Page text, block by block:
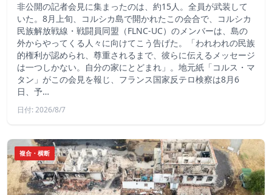
非公開の記者会見に集まったのは、約15人。全員が武装して
いた。8月上旬、コルシカ島で開かれたこの会合で、コルシカ
民族解放戦線・戦闘員同盟（FLNC-UC）のメンバーは、島の
外からやってくる人々に向けてこう告げた。「われわれの民族
的権利が認められ、尊重されるまで、彼らに伝えるメッセージ
は一つしかない。自分の家にとどまれ」。地元紙「コルス・マ
タン」がこの会見を報じ、フランス国家反テロ検察は8月6
日、予…
日付: 2026/8/7
複合・横断